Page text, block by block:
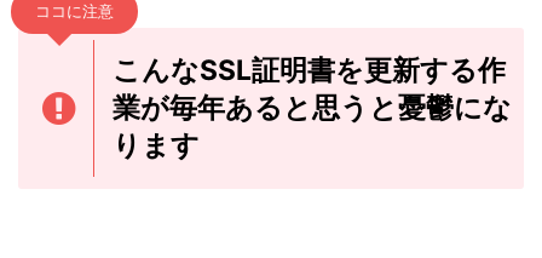
ココに注意
こんなSSL証明書を更新する作
業が毎年あると思うと憂鬱にな
ります